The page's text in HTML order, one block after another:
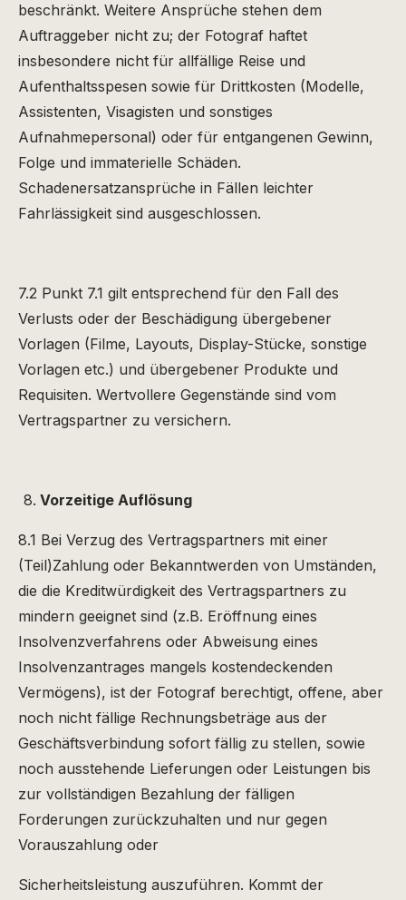
beschränkt. Weitere Ansprüche stehen dem
Auftraggeber nicht zu; der Fotograf haftet
insbesondere nicht für allfällige Reise und
Aufenthaltsspesen sowie für Drittkosten (Modelle,
Assistenten, Visagisten und sonstiges
Aufnahmepersonal) oder für entgangenen Gewinn,
Folge und immaterielle Schäden.
Schadenersatzansprüche in Fällen leichter
Fahrlässigkeit sind ausgeschlossen.
7.2 Punkt 7.1 gilt entsprechend für den Fall des
Verlusts oder der Beschädigung übergebener
Vorlagen (Filme, Layouts, Display-Stücke, sonstige
Vorlagen etc.) und übergebener Produkte und
Requisiten. Wertvollere Gegenstände sind vom
Vertragspartner zu versichern.
Vorzeitige Auflösung
8.1 Bei Verzug des Vertragspartners mit einer
(Teil)Zahlung oder Bekanntwerden von Umständen,
die die Kreditwürdigkeit des Vertragspartners zu
mindern geeignet sind (z.B. Eröffnung eines
Insolvenzverfahrens oder Abweisung eines
Insolvenzantrages mangels kostendeckenden
Vermögens), ist der Fotograf berechtigt, offene, aber
noch nicht fällige Rechnungsbeträge aus der
Geschäftsverbindung sofort fällig zu stellen, sowie
noch ausstehende Lieferungen oder Leistungen bis
zur vollständigen Bezahlung der fälligen
Forderungen zurückzuhalten und nur gegen
Vorauszahlung oder
Sicherheitsleistung auszuführen. Kommt der